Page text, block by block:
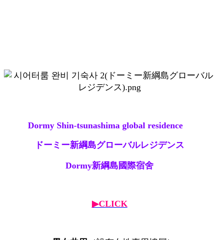
Dormy Shin-tsunashima global residence
ドーミー新綱島グローバルレジデンス
Dormy新綱島國際宿舍
▶CLICK